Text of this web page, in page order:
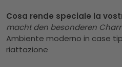
Cosa rende speciale la
macht den besonderen
Ambiente moderno in case
riattazione